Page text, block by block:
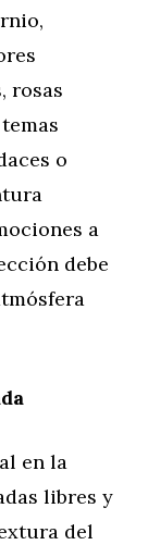
rosas
o
a
debe
en la
libres y
del